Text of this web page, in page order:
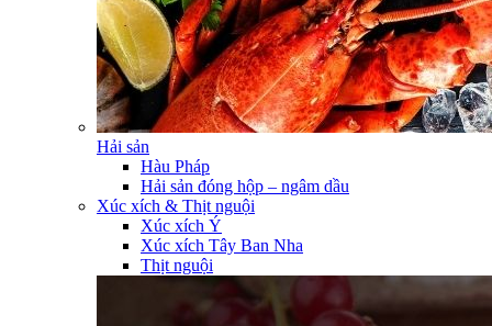
Hải sản
Hàu Pháp
Hải sản đóng hộp – ngâm dầu
Xúc xích & Thịt nguội
Xúc xích Ý
Xúc xích Tây Ban Nha
Thịt nguội